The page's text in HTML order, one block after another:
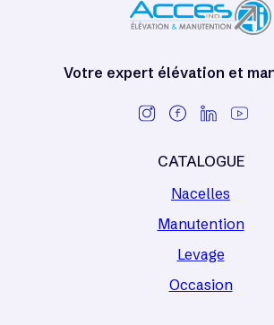
Votre expert élévation et
CATALOGUE
Nacelles
Manutention
Levage
Occasion